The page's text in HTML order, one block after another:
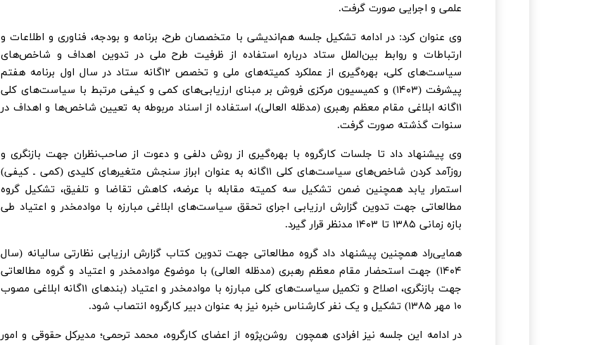
علمی و اجرایی صورت گرفت.
وی عنوان کرد: در ادامه تشکیل جلسه هم‌اندیشی با متخصصان طرح، برنامه و بودجه، فناوری و اطلاعات و
ارتباطات و روابط بین‌الملل ستاد درباره استفاده از ظرفیت طرح ملی در تدوین اهداف و شاخص‌های
سیاست‌های کلی، بهره‌گیری از عملکرد کمیته‌های ملی و تخصص ۱۲گانه ستاد در سال اول برنامه هفتم
پیشرفت (۱۴۰۳) و کمیسیون مرکزی فروش بر مبنای ارزیابی‌های کمی و کیفی مرتبط با سیاست‌های کلی
۱۱گانه ابلاغی مقام معظم رهبری (مدظله العالی)، استفاده از اسناد مربوطه به تعیین شاخص‌ها و اهداف در
سنوات گذشته صورت گرفت.
وی پیشنهاد داد تا جلسات کارگروه با بهره‌گیری از روش دلفی و دعوت از صاحب‌نظران جهت بازنگری و
روزآمد کردن شاخص‌های سیاست‌های کلی ۱۱گانه به عنوان ابراز سنجش متغیرهای کلیدی (کمی ـ کیفی)
استمرار یابد همچنین ضمن تشکیل سه کمیته مقابله با عرضه، کاهش تقاضا و تلفیق، تشکیل گروه
مطالعاتی جهت تدوین گزارش ارزیابی اجرای تحقق سیاست‌های ابلاغی مبارزه با موادمخدر و اعتیاد طی
بازه زمانی ۱۳۸۵ تا ۱۴۰۳ مدنظر قرار گیرد.
همایی‌راد همچنین پیشنهاد داد گروه مطالعاتی جهت تدوین کتاب گزارش ارزیابی نظارتی سالیانه (سال
۱۴۰۴) جهت استحضار مقام معظم رهبری (مدظله العالی) با موضوع موادمخدر و اعتیاد و گروه مطالعاتی
جهت بازنگری، اصلاح و تکمیل سیاست‌های کلی مبارزه با موادمخدر و اعتیاد (بندهای ۱۱گانه ابلاغی مصوب
۱۰ مهر ۱۳۸۵) تشکیل و یک نفر کارشناس خبره نیز به عنوان دبیر کارگروه انتصاب شود.
در ادامه این جلسه نیز افرادی همچون روشن‌پژوه از اعضای کارگروه، محمد ترحمی؛ مدیرکل حقوقی و امور